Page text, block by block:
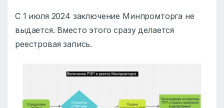
С 1 июля 2024 заключение Минпромторга не
выдается. Вместо этого сразу делается
реестровая запись.